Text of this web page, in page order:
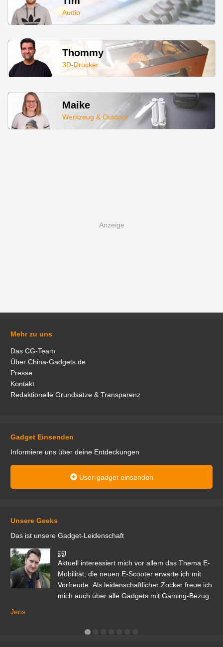
Audio
Thommy
3D-Drucker
Maike
Werkzeug & Outdoor
Mehr zu uns
Das CG-Team
Über China-Gadgets.de
Presse
Kontakt
Redaktionelle Grundsätze & Transparenz
Gadget Einsenden
Informiere uns über deine Entdeckungen
User-gadget einsenden
Unsere Geeks
Das ist unsere Gadget-Leidenschaft
Aktuell interessiert mich vor allem das Thema E-
Mobilität; die neuen E-Scooter erwarte ich mit
Vorfreude. Als leidenschaftlicher Zocker freue ich
mich auch über alle Gadgets mit Gaming-Bezug.
Jens